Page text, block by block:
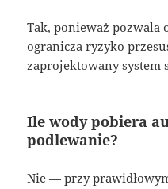
Tak, ponieważ pozwala
ogranicza ryzyko
zaprojektowany system
Ile wody pobiera
podlewanie?
Nie — przy